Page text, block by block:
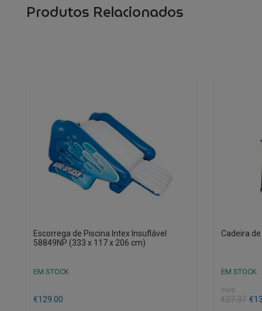
Produtos Relacionados
Escorrega de Piscina Intex Insuflável
58849NP (333 x 117 x 206 cm)
EM STOCK
€129.00
Cadeira
EM STOCK
PVPR
€27.37
O
€
O